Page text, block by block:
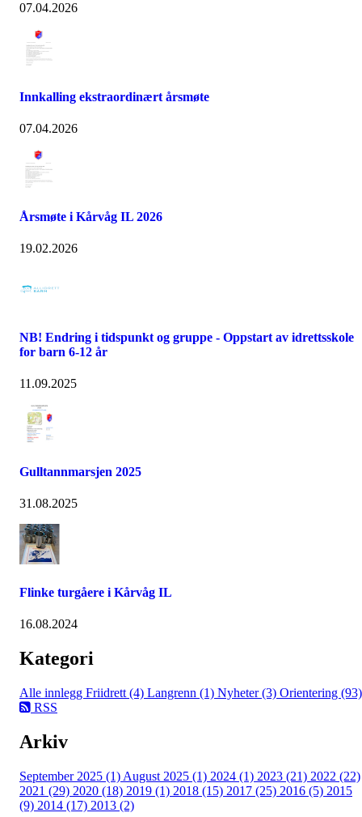
07.04.2026
Innkalling ekstraordinært årsmøte
07.04.2026
Årsmøte i Kårvåg IL 2026
19.02.2026
NB! Endring i tidspunkt og gruppe - Oppstart av idrettsskole
for barn 6-12 år
11.09.2025
Gulltannmarsjen 2025
31.08.2025
Flinke turgåere i Kårvåg IL
16.08.2024
Kategori
Alle innlegg Friidrett (4) Langrenn (1) Nyheter (3) Orientering (93)
RSS
Arkiv
September 2025 (1) August 2025 (1) 2024 (1) 2023 (21) 2022 (22)
2021 (29) 2020 (18) 2019 (1) 2018 (15) 2017 (25) 2016 (5) 2015
(9) 2014 (17) 2013 (2)